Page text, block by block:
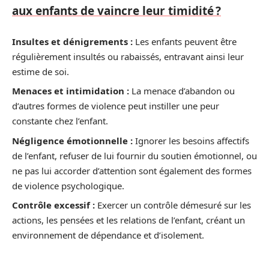
aux enfants de vaincre leur timidité ?
Insultes et dénigrements : Les enfants peuvent être
régulièrement insultés ou rabaissés, entravant ainsi leur
estime de soi.
Menaces et intimidation : La menace d’abandon ou
d’autres formes de violence peut instiller une peur
constante chez l’enfant.
Négligence émotionnelle : Ignorer les besoins affectifs
de l’enfant, refuser de lui fournir du soutien émotionnel, ou
ne pas lui accorder d’attention sont également des formes
de violence psychologique.
Contrôle excessif : Exercer un contrôle démesuré sur les
actions, les pensées et les relations de l’enfant, créant un
environnement de dépendance et d’isolement.